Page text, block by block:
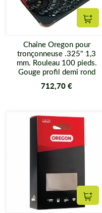
Chaîne Oregon pour
tronçonneuse .325" 1,3
mm. Rouleau 100 pieds.
Gouge profil demi rond
712,70 €